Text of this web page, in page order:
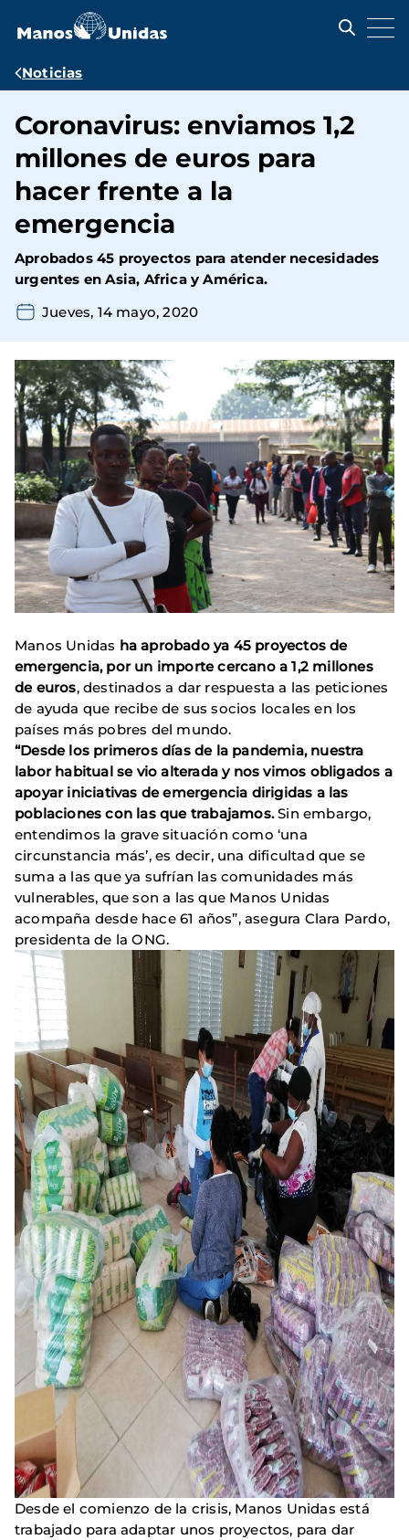
contenido
Ruta
navegación
Noticias
Coronavirus: enviamos 1,2
millones de euros para
hacer frente a la
emergencia
Aprobados 45 proyectos para atender necesidades
urgentes en Asia, Africa y América.
Jueves, 14 mayo, 2020
Manos Unidas ha aprobado ya 45 proyectos de
emergencia, por un importe cercano a 1,2 millones
de euros, destinados a dar respuesta a las peticiones
de ayuda que recibe de sus socios locales en los
países más pobres del mundo.
“Desde los primeros días de la pandemia, nuestra
labor habitual se vio alterada y nos vimos obligados a
apoyar iniciativas de emergencia dirigidas a las
poblaciones con las que trabajamos.Sin embargo,
entendimos la grave situación como ‘una
circunstancia más’, es decir, una dificultad que se
suma a las que ya sufrían las comunidades más
vulnerables, que son a las que Manos Unidas
acompaña desde hace 61 años”, asegura Clara Pardo,
presidenta de la ONG.
Desde el comienzo de la crisis, Manos Unidas está
trabajado para adaptar unos proyectos, para dar